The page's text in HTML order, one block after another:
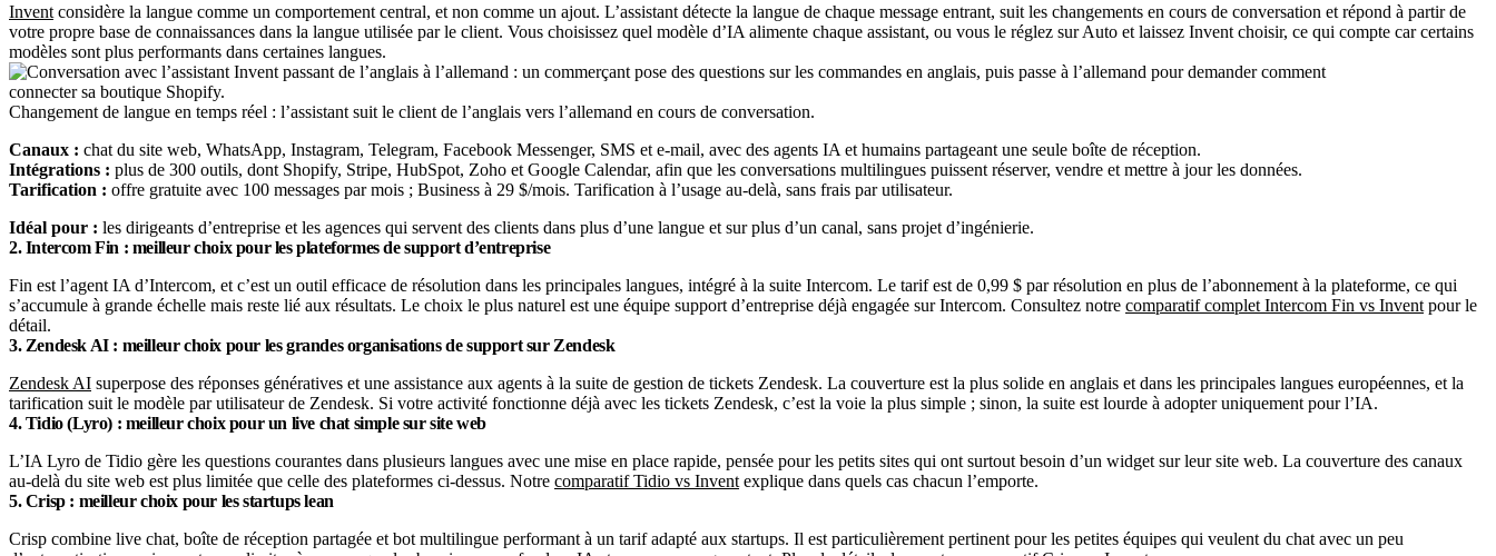
Invent considère la langue comme un comportement central, et non comme un ajout. L’assistant détecte la langue de chaque message entrant, suit les changements en cours de conversation et répond à partir de
votre propre base de connaissances dans la langue utilisée par le client. Vous choisissez quel modèle d’IA alimente chaque assistant, ou vous le réglez sur Auto et laissez Invent choisir, ce qui compte car certains
modèles sont plus performants dans certaines langues.
Changement de langue en temps réel : l’assistant suit le client de l’anglais vers l’allemand en cours de conversation.
Canaux : chat du site web, WhatsApp, Instagram, Telegram, Facebook Messenger, SMS et e-mail, avec des agents IA et humains partageant une seule boîte de réception.
Intégrations : plus de 300 outils, dont Shopify, Stripe, HubSpot, Zoho et Google Calendar, afin que les conversations multilingues puissent réserver, vendre et mettre à jour les données.
Tarification : offre gratuite avec 100 messages par mois ; Business à 29 $/mois. Tarification à l’usage au-delà, sans frais par utilisateur.
Idéal pour : les dirigeants d’entreprise et les agences qui servent des clients dans plus d’une langue et sur plus d’un canal, sans projet d’ingénierie.
2. Intercom Fin : meilleur choix pour les plateformes de support d’entreprise
Fin est l’agent IA d’Intercom, et c’est un outil efficace de résolution dans les principales langues, intégré à la suite Intercom. Le tarif est de 0,99 $ par résolution en plus de l’abonnement à la plateforme, ce qui
s’accumule à grande échelle mais reste lié aux résultats. Le choix le plus naturel est une équipe support d’entreprise déjà engagée sur Intercom. Consultez notre comparatif complet Intercom Fin vs Invent pour le
détail.
3. Zendesk AI : meilleur choix pour les grandes organisations de support sur Zendesk
Zendesk AI superpose des réponses génératives et une assistance aux agents à la suite de gestion de tickets Zendesk. La couverture est la plus solide en anglais et dans les principales langues européennes, et la
tarification suit le modèle par utilisateur de Zendesk. Si votre activité fonctionne déjà avec les tickets Zendesk, c’est la voie la plus simple ; sinon, la suite est lourde à adopter uniquement pour l’IA.
4. Tidio (Lyro) : meilleur choix pour un live chat simple sur site web
L’IA Lyro de Tidio gère les questions courantes dans plusieurs langues avec une mise en place rapide, pensée pour les petits sites qui ont surtout besoin d’un widget sur leur site web. La couverture des canaux
au-delà du site web est plus limitée que celle des plateformes ci-dessus. Notre comparatif Tidio vs Invent explique dans quels cas chacun l’emporte.
5. Crisp : meilleur choix pour les startups lean
Crisp combine live chat, boîte de réception partagée et bot multilingue performant à un tarif adapté aux startups. Il est particulièrement pertinent pour les petites équipes qui veulent du chat avec un peu